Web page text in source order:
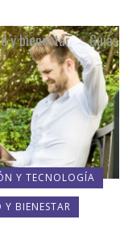
y bienestar
Y TECNOLOGÍA
Y BIENESTAR